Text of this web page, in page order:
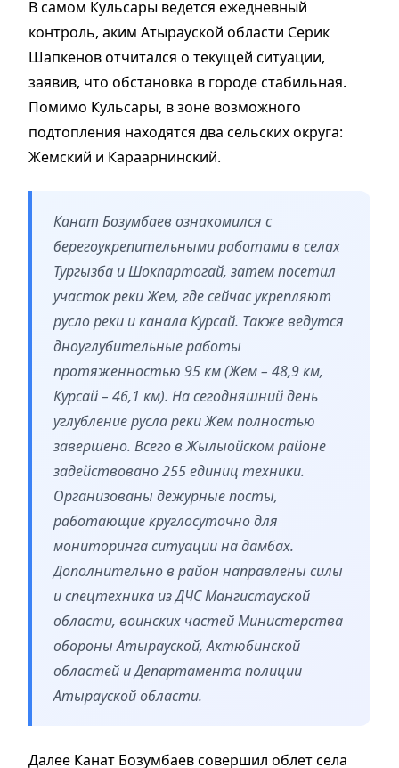
В самом Кульсары ведется ежедневный
контроль, аким Атырауской области Серик
Шапкенов отчитался о текущей ситуации,
заявив, что обстановка в городе стабильная.
Помимо Кульсары, в зоне возможного
подтопления находятся два сельских округа:
Жемский и Караарнинский.
Канат Бозумбаев ознакомился с
берегоукрепительными работами в селах
Тургызба и Шокпартогай, затем посетил
участок реки Жем, где сейчас укрепляют
русло реки и канала Курсай. Также ведутся
дноуглубительные работы
протяженностью 95 км (Жем – 48,9 км,
Курсай – 46,1 км). На сегодняшний день
углубление русла реки Жем полностью
завершено. Всего в Жылыойском районе
задействовано 255 единиц техники.
Организованы дежурные посты,
работающие круглосуточно для
мониторинга ситуации на дамбах.
Дополнительно в район направлены силы
и спецтехника из ДЧС Мангистауской
области, воинских частей Министерства
обороны Атырауской, Актюбинской
областей и Департамента полиции
Атырауской области.
Далее Канат Бозумбаев совершил облет села